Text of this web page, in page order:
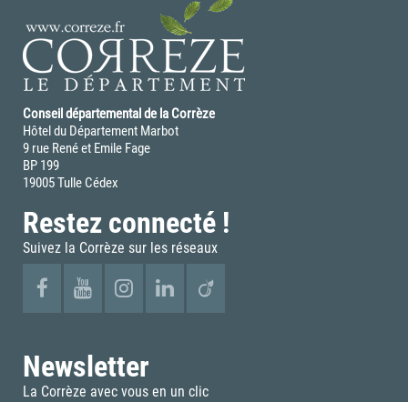
Conseil départemental de la Corrèze
Hôtel du Département Marbot
9 rue René et Emile Fage
BP 199
19005 Tulle Cédex
Restez connecté !
Suivez la Corrèze sur les réseaux
Newsletter
La Corrèze avec vous en un clic